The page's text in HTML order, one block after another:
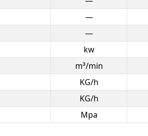
—
—
kw
m³/min
KG/h
KG/h
Mpa